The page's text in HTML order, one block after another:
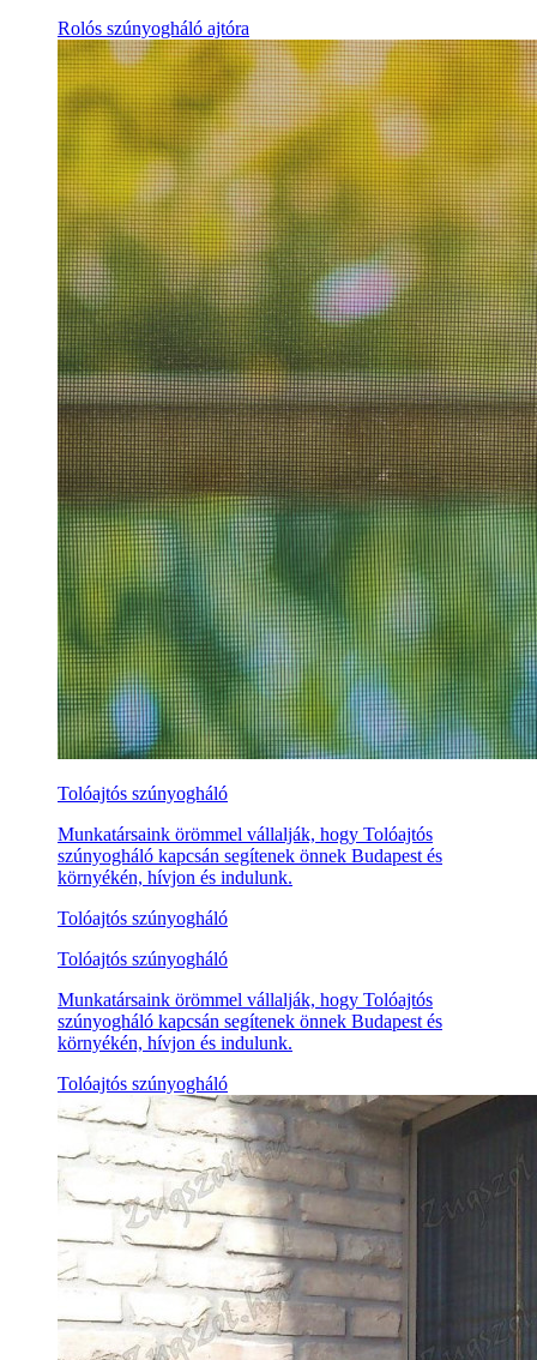
Rolós szúnyogháló ajtóra
Tolóajtós szúnyogháló
Munkatársaink örömmel vállalják, hogy Tolóajtós
szúnyogháló kapcsán segítenek önnek Budapest és
környékén, hívjon és indulunk.
Tolóajtós szúnyogháló
Tolóajtós szúnyogháló
Munkatársaink örömmel vállalják, hogy Tolóajtós
szúnyogháló kapcsán segítenek önnek Budapest és
környékén, hívjon és indulunk.
Tolóajtós szúnyogháló